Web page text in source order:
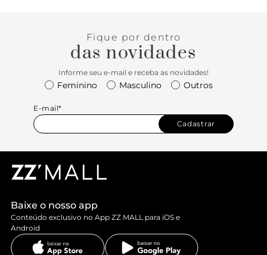
Fique por dentro
das novidades
Informe seu e-mail e receba as novidades!
Feminino Masculino Outros
E-mail*
Cadastrar
Baixe o nosso app
Conteúdo exclusivo no App ZZ MALL para iOS e
Android